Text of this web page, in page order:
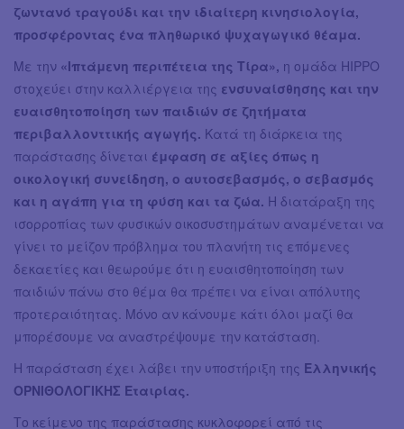
ζωντανό τραγούδι και την ιδιαίτερη κινησιολογία,
προσφέροντας ένα πληθωρικό ψυχαγωγικό θέαμα.
Με την «Ιπτάμενη περιπέτεια της Τίρα», η ομάδα ΗΙΡΡΟ
στοχεύει στην καλλιέργεια της ενσυναίσθησης και την
ευαισθητοποίηση των παιδιών σε ζητήματα
περιβαλλονττικής αγωγής. Κατά τη διάρκεια της
παράστασης δίνεται έμφαση σε αξίες όπως η
οικολογική συνείδηση, ο αυτοσεβασμός, ο σεβασμός
και η αγάπη για τη φύση και τα ζώα. Η διατάραξη της
ισορροπίας των φυσικών οικοσυστημάτων αναμένεται να
γίνει το μείζον πρόβλημα του πλανήτη τις επόμενες
δεκαετίες και θεωρούμε ότι η ευαισθητοποίηση των
παιδιών πάνω στο θέμα θα πρέπει να είναι απόλυτης
προτεραιότητας. Μόνο αν κάνουμε κάτι όλοι μαζί θα
μπορέσουμε να αναστρέψουμε την κατάσταση.
Η παράσταση έχει λάβει την υποστήριξη της Ελληνικής
ΟΡΝΙΘΟΛΟΓΙΚΗΣ Εταιρίας.
Το κείμενο της παράστασης κυκλοφορεί από τις